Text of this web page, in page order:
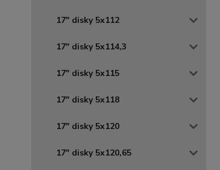
17" disky 5x112
17" disky 5x114,3
17" disky 5x115
17" disky 5x118
17" disky 5x120
17" disky 5x120,65